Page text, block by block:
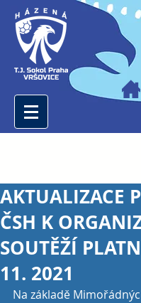
AKTUALIZACE
ČSH K
SOUTĚŽÍ
11. 2021
Na základě